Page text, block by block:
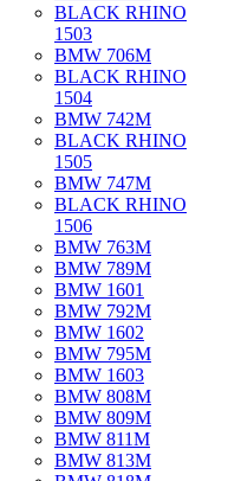
BLACK RHINO
1503
BMW 706M
BLACK RHINO
1504
BMW 742M
BLACK RHINO
1505
BMW 747M
BLACK RHINO
1506
BMW 763M
BMW 789M
BMW 1601
BMW 792M
BMW 1602
BMW 795M
BMW 1603
BMW 808M
BMW 809M
BMW 811M
BMW 813M